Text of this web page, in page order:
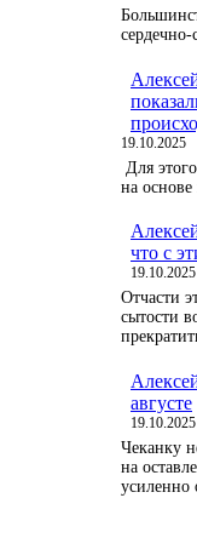
сердечно-
19.10.2025
Для
на основе
что с
19.10.2025
Отчасти
сытости
августе
19.10.2025
Чеканку
на
усиленно